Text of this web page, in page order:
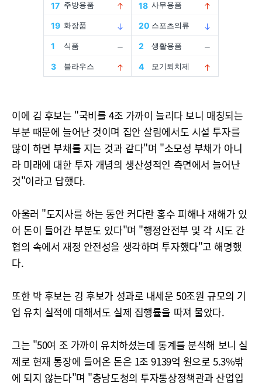
이에 김 후보는 "국비를 4조 가까이 늘리다 보니 매칭되는
부분 때문에 늘어난 것이며 집안 살림에서도 시설 투자를
많이 하면 부채를 지는 것과 같다"며 "소모성 부채가 아니
라 미래에 대한 투자 개념의 생산성적인 측면에서 늘어난
것"이라고 답했다.
아울러 "도지사를 하는 동안 커다란 홍수 피해나 재해가 있
어 돈이 들어간 부분도 있다"며 "행정안전부 및 각 시도 간
협의 속에서 재정 안전성을 생각하며 투자했다"고 해명했
다.
또한 박 후보는 김 후보가 성과로 내세운 50조원 규모의 기
업 유치 실적에 대해서도 실제 집행률을 따져 물았다.
그는 "50여 조 가까이 유치하셨는데 통계를 분석해 보니 실
제로 현재 통장에 들어온 돈은 1조 9139억 원으로 5.3%밖
에 되지 않는다"며 "충남도청의 투자통상정책관과 산업입